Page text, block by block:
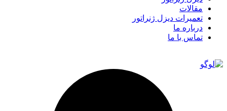
مقالات
تعمیرات دیزل ژنراتور
درباره ما
تماس با ما